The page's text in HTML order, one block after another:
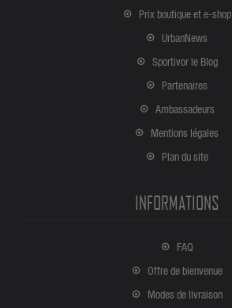
Prix boutique et e-shop
UrbanNews
Sportivor le Blog
Partenaires
Ambassadeurs
Mentions légales
Plan du site
INFORMATIONS
FAQ
Offre de bienvenue
Modes de livraison